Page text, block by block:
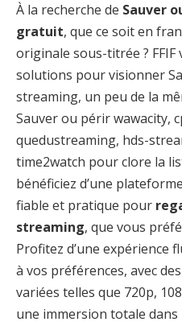
À la recherche de Sauver
gratuit, que ce soit en
originale sous-titrée ? FFIF
solutions pour visionner
streaming, un peu de la
Sauver ou périr wawacity,
quedustreaming, hds-
time2watch pour clore la
bénéficiez d’une
fiable et pratique pour
streaming, que vous
Profitez d’une expérience
à vos préférences, avec
variées telles que 720p,
une immersion totale